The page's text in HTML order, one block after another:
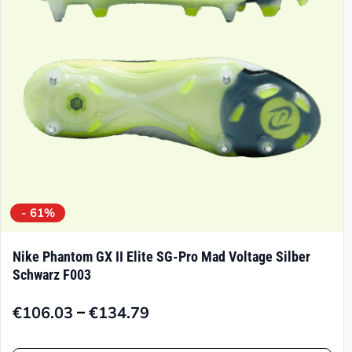
Produktseite
gewählt
werden
- 61%
Nike Phantom GX II Elite SG-Pro Mad Voltage Silber
Schwarz F003
€106.03 –€134.79
Preisspanne: